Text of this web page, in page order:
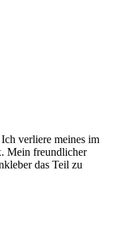
verliere meines im
Mein freundlicher
das Teil zu